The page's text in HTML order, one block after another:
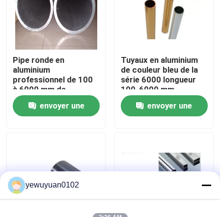
VR Show
Au sujet de nous
Visite d'usine
Contrôle de qualité
Nouvelles
Pipe ronde en
aluminium
professionnel de 100
à 6000 mm de
longueur Structure
d'avion / roue de
camion
envoyer une
Tuyaux en aluminium
de couleur bleu de la
série 6000 longueur
100-6000 mm
Poteaux de tente
envoyer une
yewuyuan0102